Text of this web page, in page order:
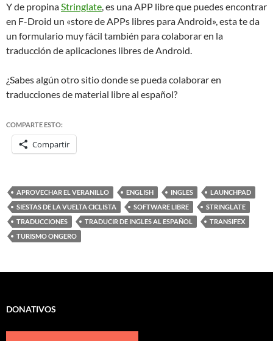
Y de propinaStringlate, es una APP libre que puedes encontrar
en F-Droid un «store de APPs libres para Android», esta te da
un formulario muy fácil también para colaborar en la
traducción de aplicaciones libres de Android.
¿Sabes algún otro sitio donde se pueda colaborar en
traducciones de material libre al español?
COMPARTE ESTO:
Compartir
APROVECHAR EL VERANILLO ENGLISH INGLES
LAUNCHPAD
SIESTAS DE LA VUELTA CICLISTA
SOFTWARE LIBRE
STRINGLATE
TRADUCCIONES
TRADUCIR DE INGLES AL ESPAÑOL
TRANSIFEX
TURISMO ONGERO
DONATIVOS